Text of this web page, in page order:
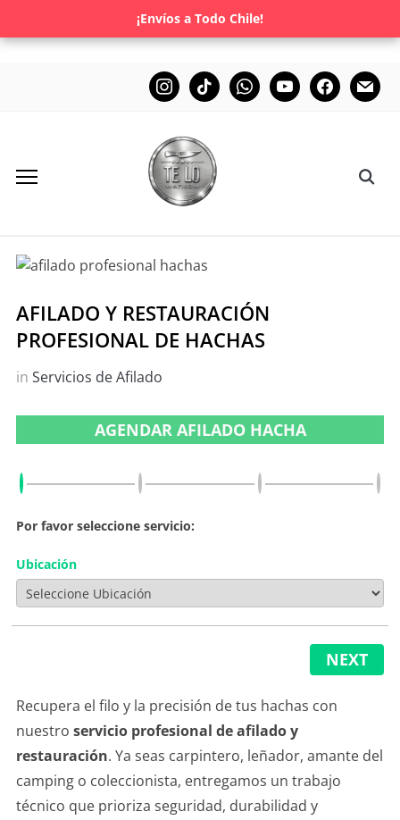
¡Envíos a Todo Chile!
AFILADO Y RESTAURACIÓN
PROFESIONAL DE HACHAS
in Servicios de Afilado
AGENDAR AFILADO HACHA
Por favor seleccione servicio:
Ubicación
NEXT
Recupera el filo y la precisión de tus hachas con
nuestro servicio profesional de afilado y
restauración. Ya seas carpintero, leñador, amante del
camping o coleccionista, entregamos un trabajo
técnico que prioriza seguridad, durabilidad y